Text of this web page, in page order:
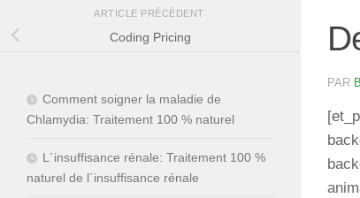
PAR
ARTICLE PRÉCÉDENT
Coding Pricing
Comment soigner la maladie de
Chlamydia: Traitement 100 % naturel
L´insuffisance rénale: Traitement 100 %
naturel de l´insuffisance rénale